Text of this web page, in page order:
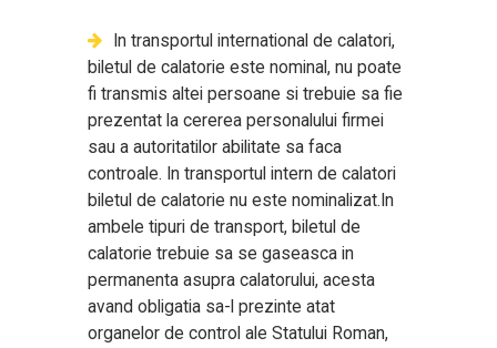
In transportul international de calatori,
biletul de calatorie este nominal, nu poate
fi transmis altei persoane si trebuie sa fie
prezentat la cererea personalului firmei
sau a autoritatilor abilitate sa faca
controale. In transportul intern de calatori
biletul de calatorie nu este nominalizat.In
ambele tipuri de transport, biletul de
calatorie trebuie sa se gaseasca in
permanenta asupra calatorului, acesta
avand obligatia sa-l prezinte atat
organelor de control ale Statului Roman,